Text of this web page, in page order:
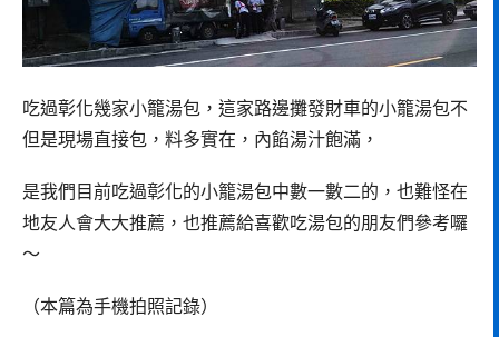
吃過彰化幾家小籠湯包，這家路邊攤發財車的小籠湯包不
但是現場直接包，料多實在，內餡湯汁飽滿，
是我們目前吃過彰化的小籠湯包中數一數二的，也難怪在
地友人會大大推薦，也推薦給喜歡吃湯包的朋友們參考囉
～
（本篇為手機拍照記錄）